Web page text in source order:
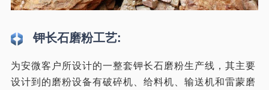
钾长石磨粉工艺:
为安微客户所设计的一整套钾长石磨粉生产线，其主要
设计到的磨粉设备有破碎机、给料机、输送机和雷蒙磨